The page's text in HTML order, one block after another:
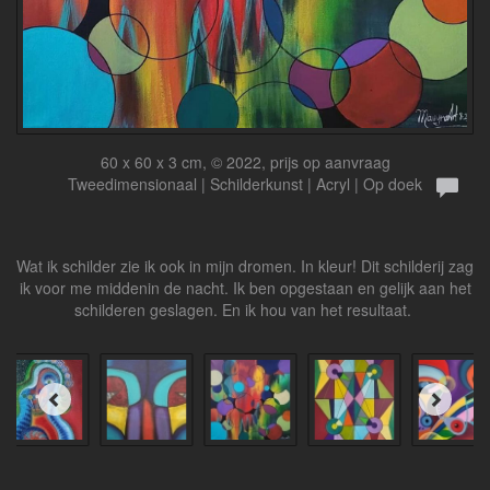
60 x 60 x 3 cm, © 2022, prijs op aanvraag
Tweedimensionaal | Schilderkunst | Acryl | Op doek
Wat ik schilder zie ik ook in mijn dromen. In kleur! Dit schilderij zag
ik voor me middenin de nacht. Ik ben opgestaan en gelijk aan het
schilderen geslagen. En ik hou van het resultaat.